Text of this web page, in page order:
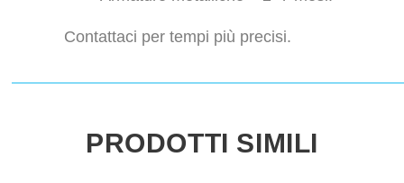
Contattaci per tempi più precisi.
PRODOTTI SIMILI